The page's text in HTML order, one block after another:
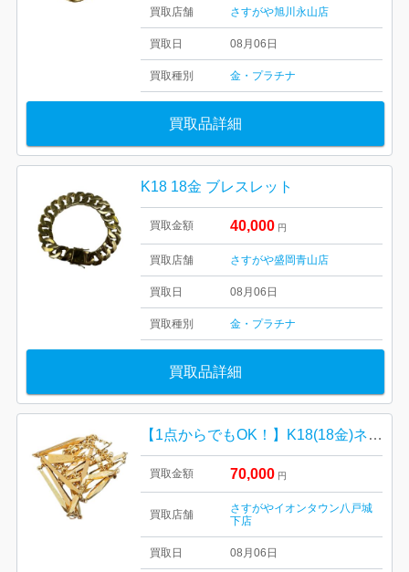
買取店舗 さすがや旭川永山店
買取日 08月06日
買取種別 金・プラチナ
買取品詳細
K18 18金 ブレスレット
買取金額 40,000 円
買取店舗 さすがや盛岡青山店
買取日 08月06日
買取種別 金・プラチナ
買取品詳細
【1点からでもOK！】K18(18金)ネックレス
買取金額 70,000 円
買取店舗
さすがやイオンタウン八戸城
下店
買取日 08月06日